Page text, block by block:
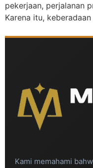
pekerjaan, perjalanan
Karena itu,
Kami memahami